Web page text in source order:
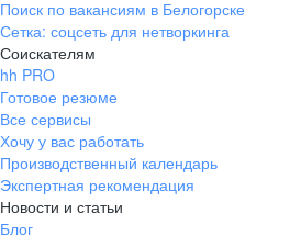
Поиск по вакансиям в Белогорске
Сетка: соцсеть для нетворкинга
Соискателям
hh PRO
Готовое резюме
Все сервисы
Хочу у вас работать
Производственный календарь
Экспертная рекомендация
Новости и статьи
Блог